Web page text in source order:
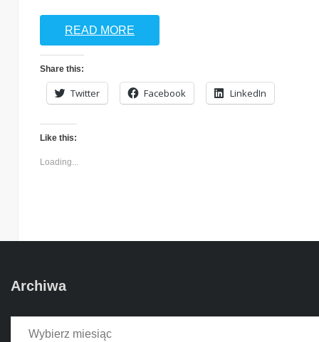
READ MORE
Share this:
Twitter Facebook LinkedIn
Like this:
Loading...
Archiwa